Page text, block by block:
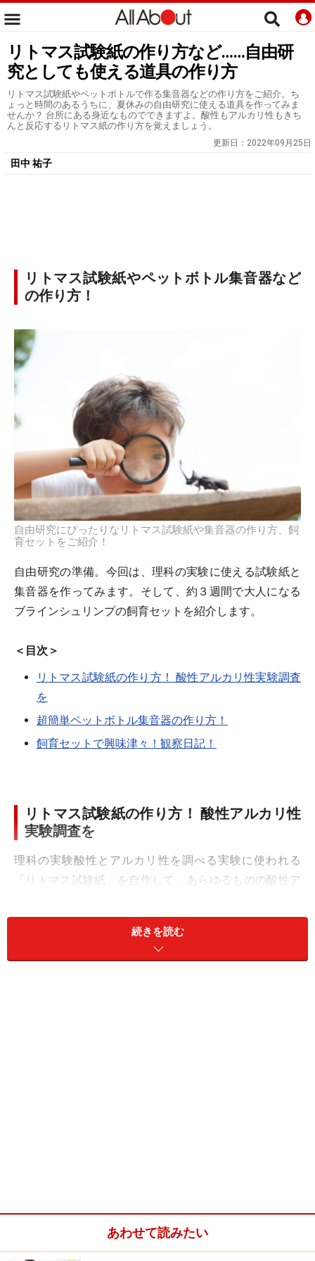
リトマス試験紙の作り方など……自由研
究としても使える道具の作り方
リトマス試験紙やペットボトルで作る集音器などの作り方をご紹介。ち
ょっと時間のあるうちに、夏休みの自由研究に使える道具を作ってみま
せんか？ 台所にある身近なものでできますよ。酸性もアルカリ性もきち
んと反応するリトマス紙の作り方を覚えましょう。
更新日： 2022年09月25日
田中 祐子
リトマス試験紙やペットボトル集音器など
の作り方！
自由研究にぴったりなリトマス試験紙や集音器の作り方、飼
育セットをご紹介！
自由研究の準備。今回は、理科の実験に使える試験紙と
集音器を作ってみます。そして、約３週間で大人になる
ブラインシュリンプの飼育セットを紹介します。
＜目次＞
リトマス試験紙の作り方！ 酸性アルカリ性実験調査
を
超簡単ペットボトル集音器の作り方！
飼育セットで興味津々！観察日記！
リトマス試験紙の作り方！ 酸性アルカリ性
実験調査を
理科の実験酸性とアルカリ性を調べる実験に使われる
「リトマス試験紙」を自作して、あらゆるものの酸性ア
ませます。利用できる食品は、紫キャベツの他に、紫シ
ソの葉、ナス、ブルーベリーなどがあります。今回は、
色合いも鮮やかなブルーベリーの皮を使ってみました。
続きを読む
あわせて読みたい